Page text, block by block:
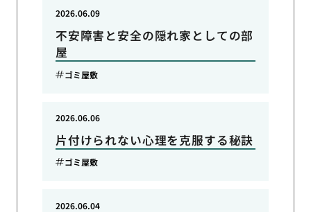
不安障害と安全の隠れ家としての部
屋
2026.06.09
ゴミ屋敷
片付けられない心理を克服する秘訣
2026.06.06
ゴミ屋敷
2026.06.04